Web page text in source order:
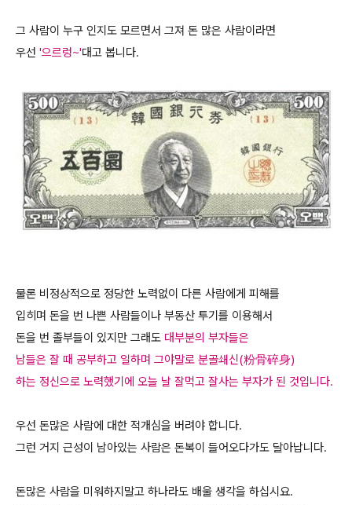
그 사람이 누구 인지도 모르면서 그져 돈 많은 사람이라면
우선 '으르렁~'대고 봅니다.
물론 비정상적으로 정당한 노력없이 다른 사람에게 피해를
입히며 돈을 번 나쁜 사람들이나 부동산 투기를 이용해서
돈을 번 졸부들이 있지만 그래도 대부분의 부자들은
남들은 잘 때 공부하고 일하며 그야말로 분골쇄신(粉骨碎身)
하는 정신으로 노력했기에 오늘 날 잘먹고 잘사는 부자가 된 것입니다.
우선 돈많은 사람에 대한 적개심을 버려야 합니다.
그런 거지 근성이 남아있는 사람은 돈복이 들어오다가도 달아납니다.
돈많은 사람을 미워하지말고 하나라도 배울 생각을 하십시요.